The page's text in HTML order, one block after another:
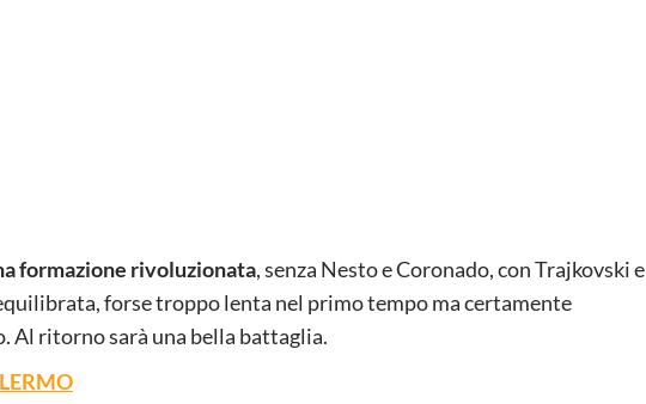
formazione rivoluzionata, senza Nesto e Coronado, con Trajkovski e
forse troppo lenta nel primo tempo ma certamente
Al ritorno sarà una bella battaglia.